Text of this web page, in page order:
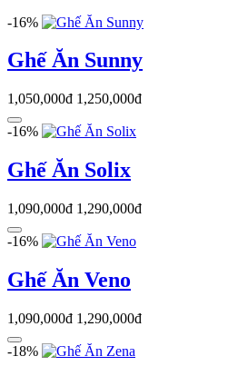
-16%
Ghế Ăn Sunny
1,050,000đ 1,250,000đ
-16%
Ghế Ăn Solix
1,090,000đ 1,290,000đ
-16%
Ghế Ăn Veno
1,090,000đ 1,290,000đ
-18%